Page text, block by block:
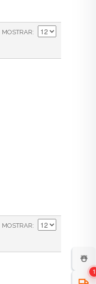
MOSTRAR
MOSTRAR
☃️
1